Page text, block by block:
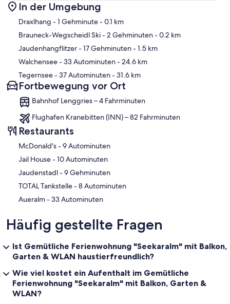
Karte
In der Umgebung
Draxlhang - 1 Gehminute- 0.1 km
Brauneck-Wegscheidl Ski- 2 Gehminuten- 0.2 km
Jaudenhangflitzer- 17 Gehminuten- 1.5 km
Walchensee- 33 Autominuten- 24.6 km
Tegernsee- 37 Autominuten- 31.6 km
Fortbewegung vor Ort
Bahnhof Lenggries – 4 Fahrminuten
Flughafen Kranebitten (INN) – 82 Fahrminuten
Restaurants
‪McDonald's - ‬9 Autominuten
‪Jail House - ‬10 Autominuten
‪Jaudenstadl - ‬9 Gehminuten
‪TOTAL Tankstelle - ‬8 Autominuten
‪Aueralm - ‬33 Autominuten
Häufig gestellte Fragen
Ist Gemütliche Ferienwohnung "Seekaralm" mit Balkon,
Garten & WLAN haustierfreundlich?
Wie viel kostet ein Aufenthalt im Gemütliche
Ferienwohnung "Seekaralm" mit Balkon, Garten &
WLAN?